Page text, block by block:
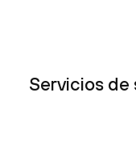
Servicios de